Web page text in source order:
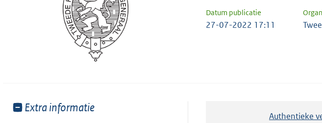
Datum publicatie
27-07-2022 17:11
Toon
Extra informatie
Authentieke